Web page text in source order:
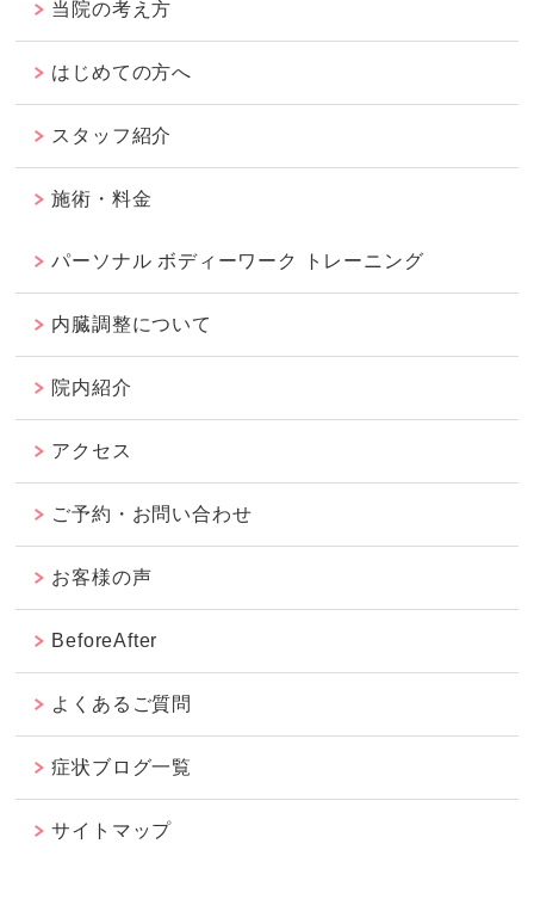
当院の考え方
はじめての方へ
スタッフ紹介
施術・料金
パーソナル ボディーワーク トレーニング
内臓調整について
院内紹介
アクセス
ご予約・お問い合わせ
お客様の声
BeforeAfter
よくあるご質問
症状ブログ一覧
サイトマップ